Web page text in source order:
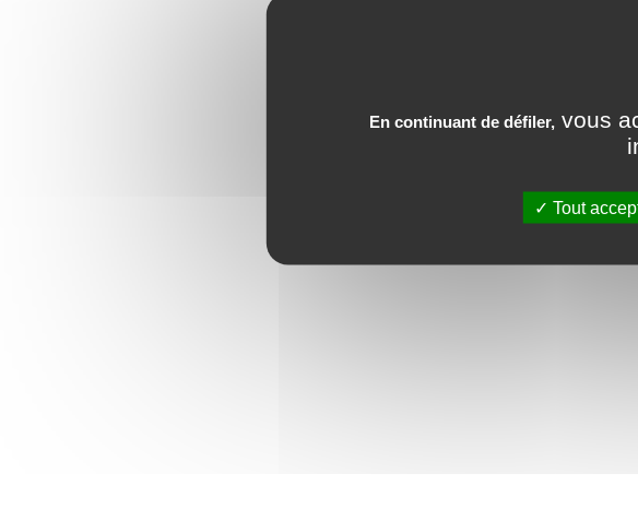
En continuant de défiler, vous
Tout